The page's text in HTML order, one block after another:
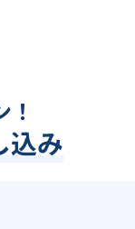
込み